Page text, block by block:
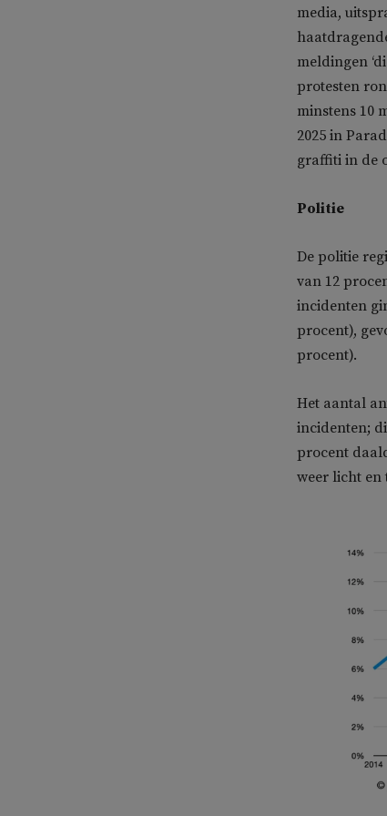
media,
meldingen
protesten
minstens 10
2025 in
graffiti in de
Politie
De politie
van 12
incidenten
procent),
procent).
Het aantal
incidenten;
procent
weer licht en